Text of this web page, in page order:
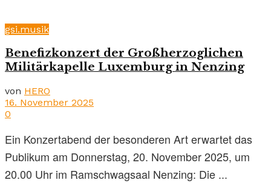
gsi.musik
Benefizkonzert der Großherzoglichen
Militärkapelle Luxemburg in Nenzing
von HERO
16. November 2025
0
Ein Konzertabend der besonderen Art erwartet das
Publikum am Donnerstag, 20. November 2025, um
20.00 Uhr im Ramschwagsaal Nenzing: Die ...